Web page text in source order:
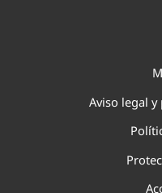
Aviso legal